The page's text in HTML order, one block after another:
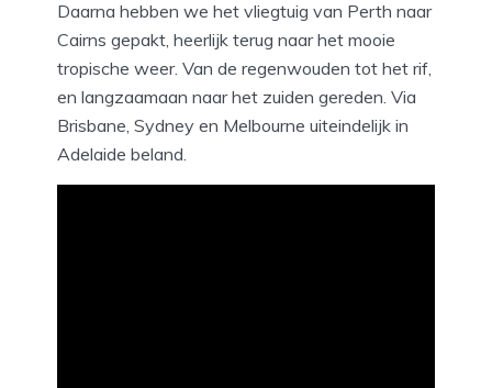
Daarna hebben we het vliegtuig van Perth naar
Cairns gepakt, heerlijk terug naar het mooie
tropische weer. Van de regenwouden tot het rif,
en langzaamaan naar het zuiden gereden. Via
Brisbane, Sydney en Melbourne uiteindelijk in
Adelaide beland.